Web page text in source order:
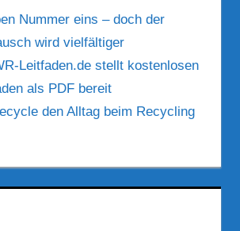
Nummer eins – doch der
wird vielfältiger
Leitfaden.de stellt kostenlosen
als PDF bereit
den Alltag beim Recycling